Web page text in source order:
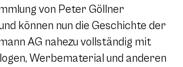
von Peter Göllner
können nun die Geschichte der
AG nahezu vollständig mit
Werbematerial und anderen